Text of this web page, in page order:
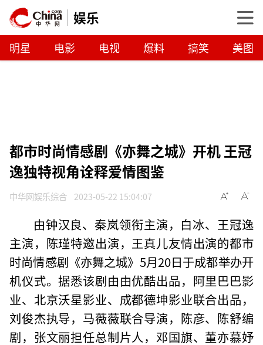
娱乐
明星 电影 电视 爆料 搞笑 美图
都市时尚情感剧《亦舞之城》开机 王冠
逸独特视角诠释爱情图鉴
中华网娱乐综合 2023-05-22 15:04:07
由钟汉良、秦岚领衔主演，白冰、王冠逸
主演，陈瑾特邀出演，王真儿友情出演的都市
时尚情感剧《亦舞之城》5月20日于成都举办开
机仪式。据悉该剧由由优酷出品，阿里巴巴影
业、北京沃星影业、成都德坤影业联合出品，
刘俊杰执导，马薇薇联合导演，陈彦、陈舒编
剧，张文丽担任总制片人，邓国旗、董亦慕妤